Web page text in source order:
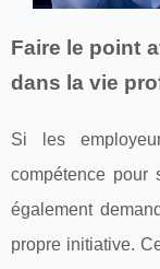
Faire le point
dans la vie
Si les
compétence pour
également
propre initiative.